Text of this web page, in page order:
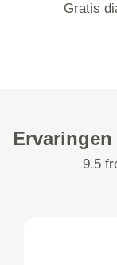
Gratis
9.5